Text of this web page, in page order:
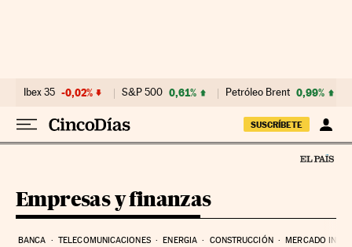
Ibex 35 -0,02% S&P 500 0,61% Petróleo Brent 0,99%
SUSCRÍBETE
Empresas y finanzas
BANCA TELECOMUNICACIONES ENERGIA CONSTRUCCIÓN MERCADO